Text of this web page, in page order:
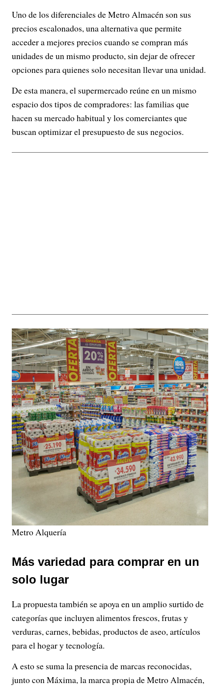
Uno de los diferenciales de Metro Almacén son sus
precios escalonados, una alternativa que permite
acceder a mejores precios cuando se compran más
unidades de un mismo producto, sin dejar de ofrecer
opciones para quienes solo necesitan llevar una unidad.
De esta manera, el supermercado reúne en un mismo
espacio dos tipos de compradores: las familias que
hacen su mercado habitual y los comerciantes que
buscan optimizar el presupuesto de sus negocios.
Metro Alquería
Más variedad para comprar en un
solo lugar
La propuesta también se apoya en un amplio surtido de
categorías que incluyen alimentos frescos, frutas y
verduras, carnes, bebidas, productos de aseo, artículos
para el hogar y tecnología.
A esto se suma la presencia de marcas reconocidas,
junto con Máxima, la marca propia de Metro Almacén,